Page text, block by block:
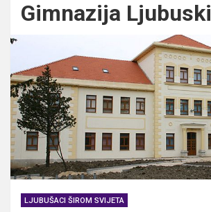
Gimnazija Ljubuski
LJUBUŠACI ŠIROM SVIJETA